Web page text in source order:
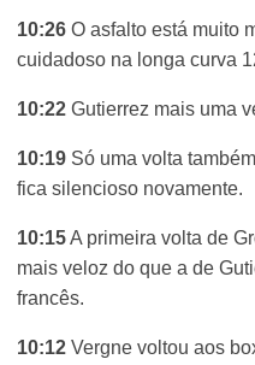
10:26 O asfalto está muito
cuidadoso na longa curva
10:22 Gutierrez mais uma
10:19 Só uma volta
fica silencioso novamente.
10:15A primeira volta de
mais veloz do que a de
francês.
10:12 Vergne voltou aos